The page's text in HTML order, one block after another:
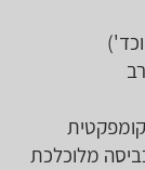
מלוכלכת